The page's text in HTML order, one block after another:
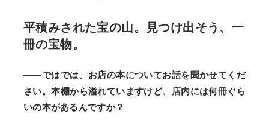
平積みされた宝の山。見つけ出そう、一
冊の宝物。
――ではでは、お店の本についてお話を聞かせてくだ
さい。本棚から溢れていますけど、店内には何冊ぐら
いの本があるんですか？